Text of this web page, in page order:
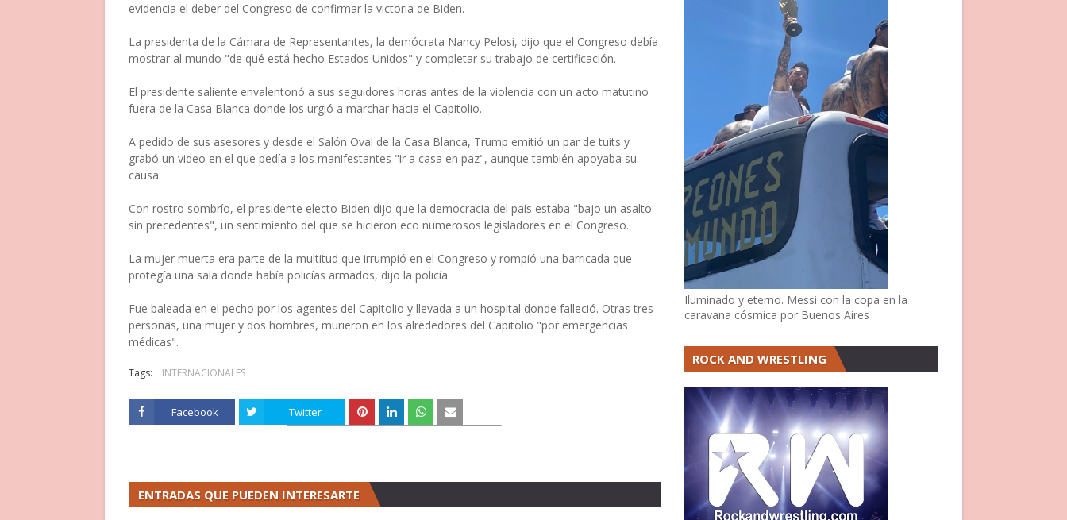
evidencia el deber del Congreso de confirmar la victoria de Biden.
La presidenta de la Cámara de Representantes, la demócrata Nancy Pelosi, dijo que el Congreso debía
mostrar al mundo "de qué está hecho Estados Unidos" y completar su trabajo de certificación.
El presidente saliente envalentonó a sus seguidores horas antes de la violencia con un acto matutino
fuera de la Casa Blanca donde los urgió a marchar hacia el Capitolio.
A pedido de sus asesores y desde el Salón Oval de la Casa Blanca, Trump emitió un par de tuits y
grabó un video en el que pedía a los manifestantes "ir a casa en paz", aunque también apoyaba su
causa.
Con rostro sombrío, el presidente electo Biden dijo que la democracia del país estaba "bajo un asalto
sin precedentes", un sentimiento del que se hicieron eco numerosos legisladores en el Congreso.
La mujer muerta era parte de la multitud que irrumpió en el Congreso y rompió una barricada que
protegía una sala donde había policías armados, dijo la policía.
Fue baleada en el pecho por los agentes del Capitolio y llevada a un hospital donde falleció. Otras tres
personas, una mujer y dos hombres, murieron en los alrededores del Capitolio "por emergencias
médicas".
Tags: INTERNACIONALES
Facebook Twitter
ENTRADAS QUE PUEDEN INTERESARTE
Iluminado y eterno. Messi con la copa en la
caravana cósmica por Buenos Aires
ROCK AND WRESTLING